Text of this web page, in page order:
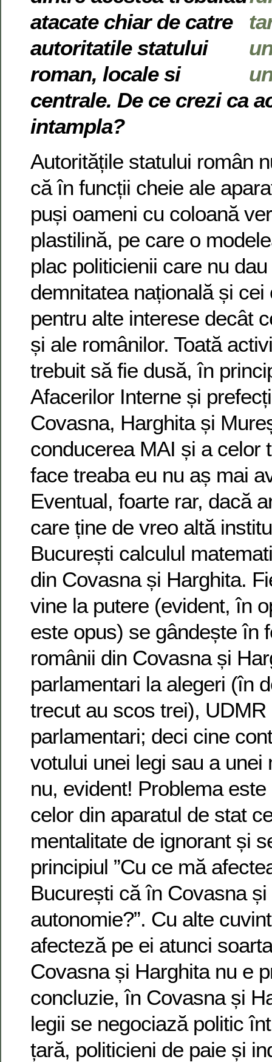
atacate chiar de catre
autoritatile statului
roman, locale si
centrale. De ce crezi ca
intampla?
Autoritățile statului român
că în funcții cheie ale
puși oameni cu coloană
plastilină, pe care o
plac politicienii care nu
demnitatea națională și
pentru alte interese decât
și ale românilor. Toată
trebuit să fie dusă, în
Afacerilor Interne și
Covasna, Harghita și
conducerea MAI și a celor
face treaba eu nu aș mai
Eventual, foarte rar, dacă
care ține de vreo altă
București calculul
din Covasna și Harghita.
vine la putere (evident, în
este opus) se gândește în
românii din Covasna și
parlamentari la alegeri (în
trecut au scos trei),
parlamentari; deci cine
votului unei legi sau a unei
nu, evident! Problema
celor din aparatul de stat
mentalitate de ignorant și
principiul ”Cu ce mă
București că în Covasna
autonomie?”. Cu alte
afecteză pe ei atunci
Covasna și Harghita nu e
concluzie, în Covasna și
legii se negociază politic
țară, politicieni de paie și